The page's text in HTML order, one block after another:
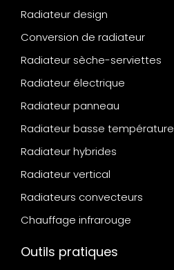
Radiateur design
Conversion de radiateur
Radiateur sèche-serviettes
Radiateur électrique
Radiateur panneau
Radiateur basse température
Radiateur hybrides
Radiateur vertical
Radiateurs convecteurs
Chauffage infrarouge
Outils pratiques